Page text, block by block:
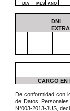
DÍA MES AÑO
DNI
CARGO EN
De conformidad con
de Datos
N°003-2013-JUS,